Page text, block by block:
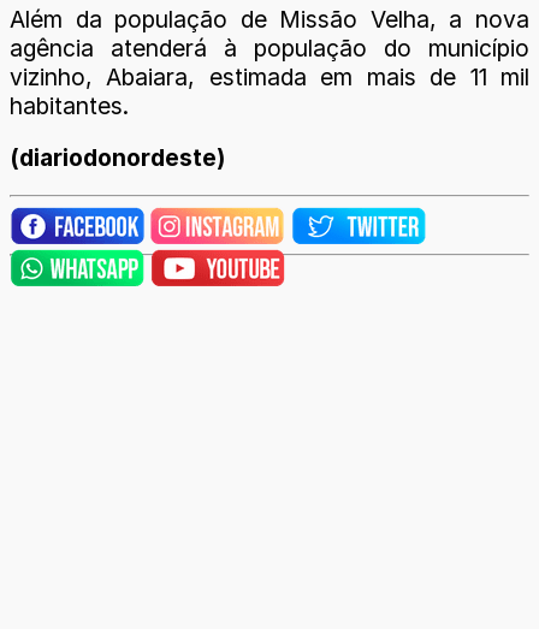
Além da população de Missão Velha, a nova
agência atenderá à população do município
vizinho, Abaiara, estimada em mais de 11 mil
habitantes.
(diariodonordeste)